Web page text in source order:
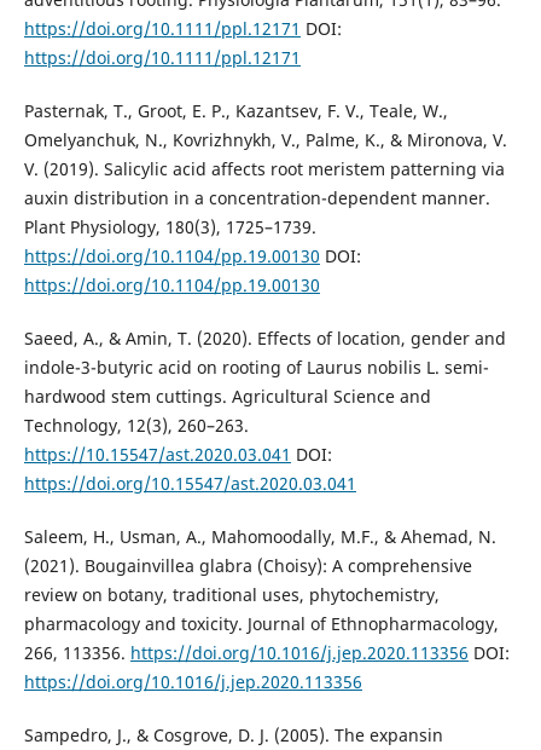
https://doi.org/10.1111/ppl.12171 DOI:
https://doi.org/10.1111/ppl.12171
Pasternak, T., Groot, E. P., Kazantsev, F. V., Teale, W.,
Omelyanchuk, N., Kovrizhnykh, V., Palme, K., & Mironova, V.
V. (2019). Salicylic acid affects root meristem patterning via
auxin distribution in a concentration-dependent manner.
Plant Physiology, 180(3), 1725–1739.
https://doi.org/10.1104/pp.19.00130 DOI:
https://doi.org/10.1104/pp.19.00130
Saeed, A., & Amin, T. (2020). Effects of location, gender and
indole-3-butyric acid on rooting of Laurus nobilis L. semi-
hardwood stem cuttings. Agricultural Science and
Technology, 12(3), 260–263.
https://10.15547/ast.2020.03.041 DOI:
https://doi.org/10.15547/ast.2020.03.041
Saleem, H., Usman, A., Mahomoodally, M.F., & Ahemad, N.
(2021). Bougainvillea glabra (Choisy): A comprehensive
review on botany, traditional uses, phytochemistry,
pharmacology and toxicity. Journal of Ethnopharmacology,
266, 113356. https://doi.org/10.1016/j.jep.2020.113356 DOI:
https://doi.org/10.1016/j.jep.2020.113356
Sampedro, J., & Cosgrove, D. J. (2005). The expansin